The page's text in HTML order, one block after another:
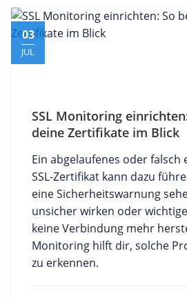
03
JUL
SSL Monitoring
deine Zertifikate im Blick
Ein abgelaufenes oder falsch
SSL-Zertifikat kann dazu
eine Sicherheitswarnung
unsicher wirken oder
keine Verbindung mehr
Monitoring hilft dir, solche
zu erkennen.